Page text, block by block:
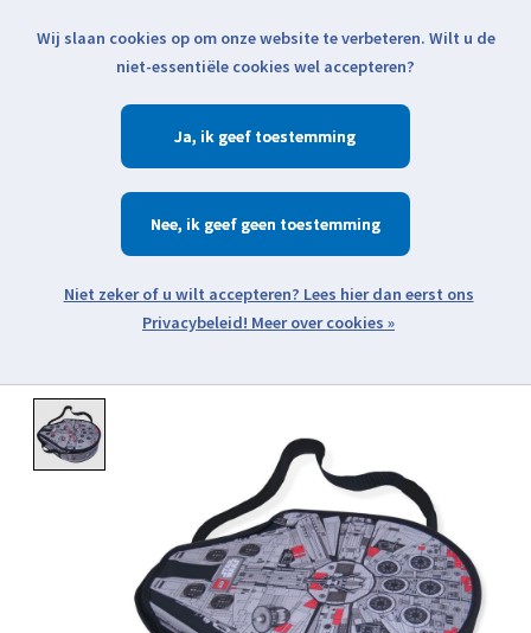
Klik voor actuele verzendinformatie...
Verlanglijst
Zoeken
Open webshop menu
Wij slaan cookies op om onze website te verbeteren. Wilt u de
niet-essentiële cookies wel accepteren?
Ja
Nee
Meer over cookies »